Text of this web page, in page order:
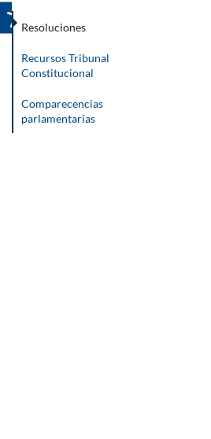
Resoluciones
Recursos Tribunal
Constitucional
Comparecencias
parlamentarias